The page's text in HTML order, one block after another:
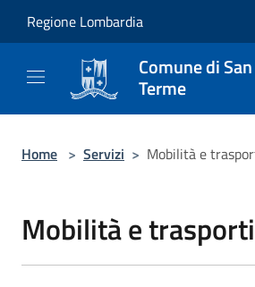
Regione Lombardia
Comune di
Terme
Home > Servizi > Mobilità e
Mobilità e trasporti